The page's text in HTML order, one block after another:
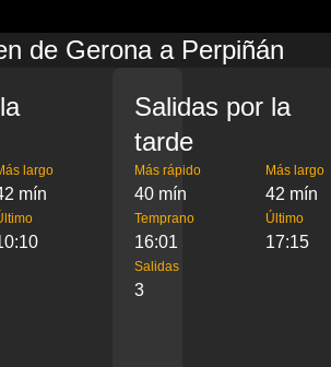
de Gerona a Perpiñán
largo
mín
Salidas por la
tarde
Más rápido
40 mín
Más largo
42 mín
Temprano
16:01
Último
17:15
Salidas
3